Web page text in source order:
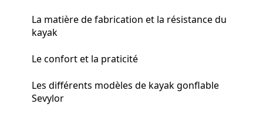
La matière de fabrication et la résistance du
kayak
Le confort et la praticité
Les différents modèles de kayak gonflable
Sevylor